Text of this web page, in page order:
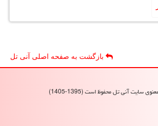
بازگشت به صفحه اصلی آنی تل